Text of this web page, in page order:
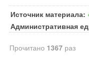
Источник материала:
Административная
Прочитано 1367 раз